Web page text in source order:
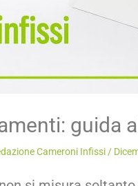
guida
Cameroni Infissi /